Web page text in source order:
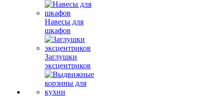
Навесы для
шкафов
Заглушки
эксцентриков